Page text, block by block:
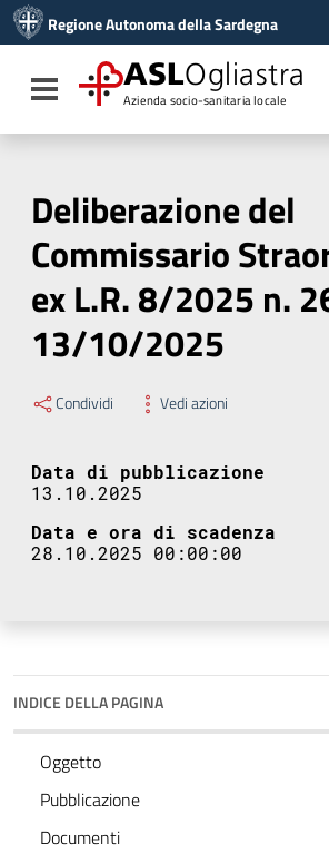
Vai al menu di navigazione
Vai al footer
Regione Autonoma della Sardegna
Toggle navigation
ASLOgliastra
Azienda socio-sanitaria locale
Deliberazione del
Commissario
ex L.R. 8/2025 n.
13/10/2025
Condividi Vedi azioni
Data di pubblicazione
13.10.2025
Data e ora di scadenza
28.10.2025 00:00:00
INDICE DELLA PAGINA
Oggetto
Pubblicazione
Documenti